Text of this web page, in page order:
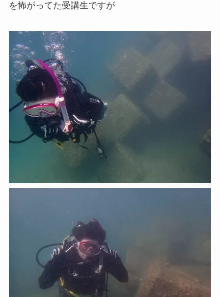
を怖がってた受講生ですが